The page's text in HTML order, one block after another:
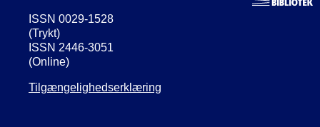
ISSN 0029-1528
(Trykt)
ISSN 2446-3051
(Online)
Tilgængelighedserklæring